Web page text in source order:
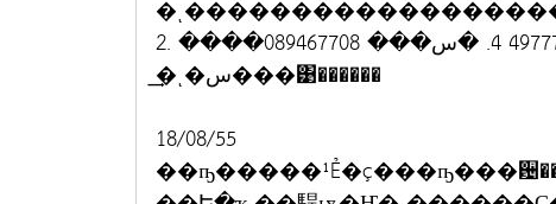
2. ����ࡳ�� 086 8540049 3. �س���� 081 4977704 4. �س��� 089467708
�͢ͺ�س���͹������
18/08/55